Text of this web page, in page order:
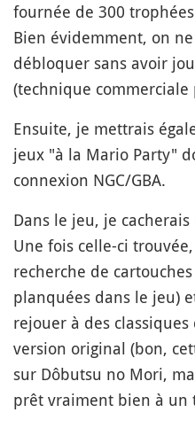
fournée de 300
Bien évidemment, on
débloquer sans avoir
(technique
Ensuite, je mettrais
jeux "à la Mario Party"
connexion NGC/GBA.
Dans le jeu, je
Une fois celle-ci
recherche de
planquées dans le jeu)
rejouer à des
version original (bon,
sur Dôbutsu no Mori,
prêt vraiment bien à un